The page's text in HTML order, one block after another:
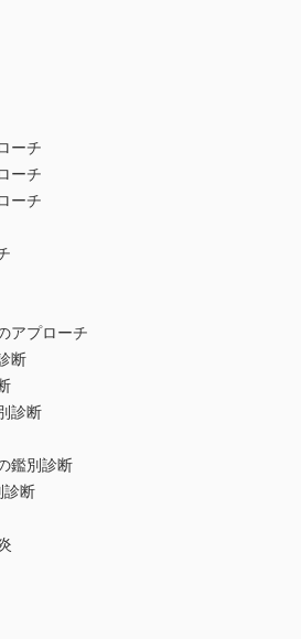
ーチ
ーチ
ーチ
アプローチ
断
診断
鑑別診断
診断